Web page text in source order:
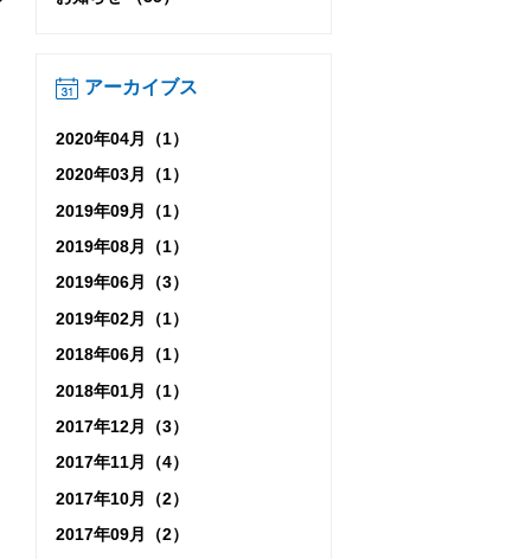
アーカイブス
2020年04月（1）
2020年03月（1）
2019年09月（1）
2019年08月（1）
2019年06月（3）
2019年02月（1）
2018年06月（1）
2018年01月（1）
2017年12月（3）
2017年11月（4）
2017年10月（2）
2017年09月（2）